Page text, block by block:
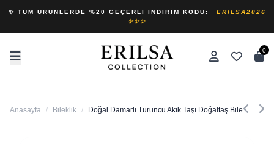
✨ TÜM ÜRÜNLERDE %20 GEÇERLI İNDIRIM KODU:
ERILSA2026
✨✨✨
0
Anasayfa / Bileklik / Doğal Damarlı Turuncu Akik Taşı Doğaltaş Bileklik Seti